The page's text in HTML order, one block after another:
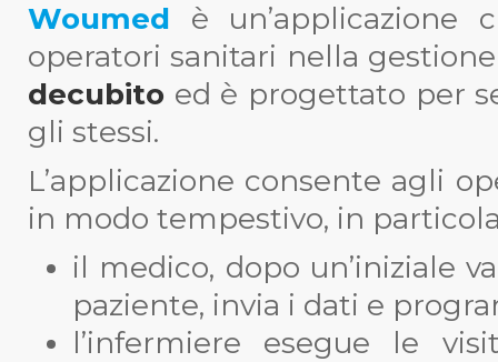
Woumed è un’applicazione
operatori sanitari nella
decubito ed è progettato per
gli stessi.
L’applicazione consente agli
in modo tempestivo, in
il medico, dopo un’iniziale
paziente, invia i dati e
l’infermiere esegue le